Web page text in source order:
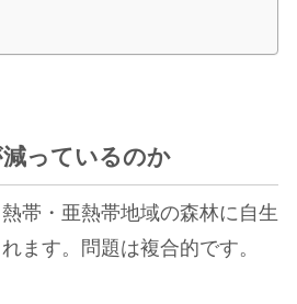
っているのか
帯・亜熱帯地域の森林に自生
ます。問題は複合的です。